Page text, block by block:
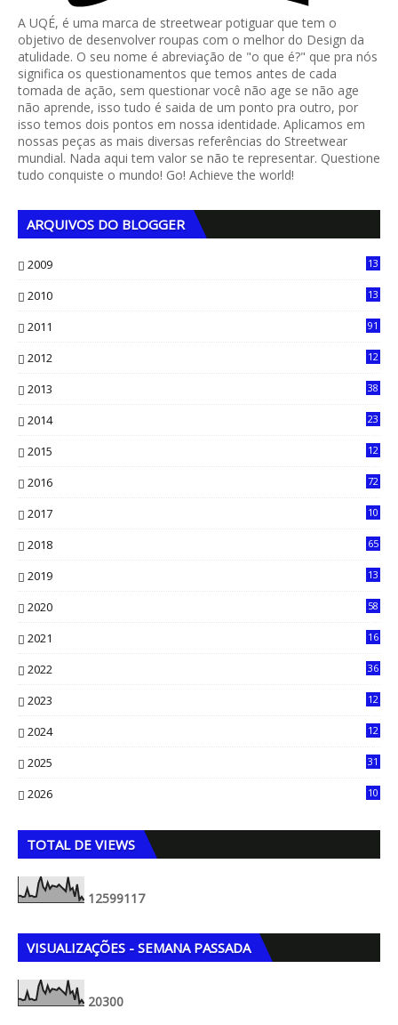
A UQÉ, é uma marca de streetwear potiguar que tem o
objetivo de desenvolver roupas com o melhor do Design da
atulidade. O seu nome é abreviação de "o que é?" que pra nós
significa os questionamentos que temos antes de cada
tomada de ação, sem questionar você não age se não age
não aprende, isso tudo é saida de um ponto pra outro, por
isso temos dois pontos em nossa identidade. Aplicamos em
nossas peças as mais diversas referências do Streetwear
mundial. Nada aqui tem valor se não te representar. Questione
tudo conquiste o mundo! Go! Achieve the world!
ARQUIVOS DO BLOGGER
2009
13
2010
13
2011 91
2012
12
2013
38
2014
23
2015
12
2016
72
2017 10
2018 65
2019
13
2020
58
2021
16
2022
36
2023
12
2024
12
2025
31
2026
10
TOTAL DE VIEWS
12599117
VISUALIZAÇÕES - SEMANA PASSADA
20300